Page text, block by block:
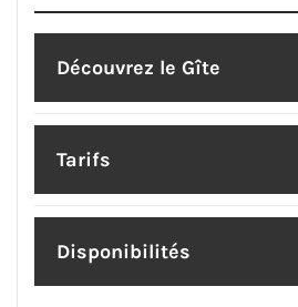
Découvrez le Gîte
Tarifs
Disponibilités